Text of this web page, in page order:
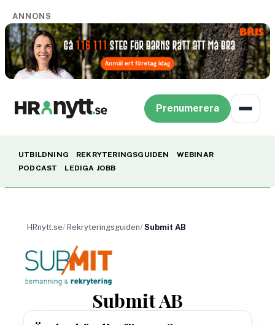
ANNONS
Prenumerera
UTBILDNING REKRYTERINGSGUIDEN
WEBINAR
PODCAST
LEDIGA JOBB
HRnytt.se Rekryteringsguiden Submit AB
Submit AB